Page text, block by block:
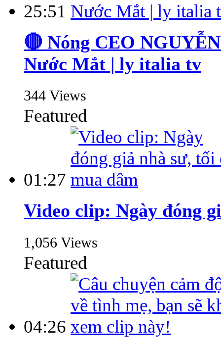
25:51
🔴 Nóng CEO
Nước Mắt | ly italia tv
344 Views
Featured
01:27
Video clip: Ngày đóng
1,056 Views
Featured
04:26